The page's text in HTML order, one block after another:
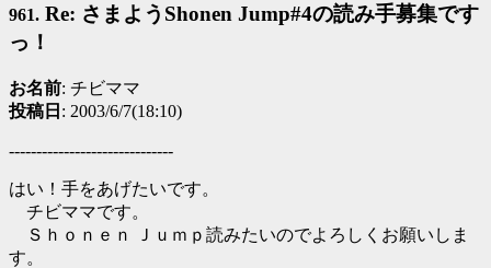
961. Re: さまようShonen Jump#4の読み手募集です
っ！
お名前: チビママ
投稿日 : 2003/6/7(18:10)
------------------------------
はい！手をあげたいです。
チビママです。
Ｓｈｏｎｅｎ Ｊｕｍｐ読みたいのでよろしくお願いしま
す。